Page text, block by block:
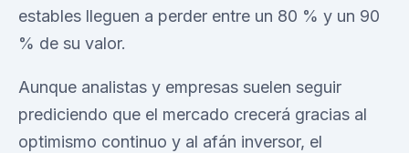
estables lleguen a perder entre un 80 % y un 90
% de su valor.
Aunque analistas y empresas suelen seguir
prediciendo que el mercado crecerá gracias al
optimismo continuo y al afán inversor, el